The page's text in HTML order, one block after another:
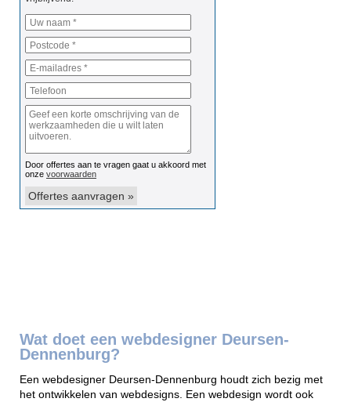
Wat doet een webdesigner Deursen-
Dennenburg?
Een webdesigner Deursen-Dennenburg houdt zich bezig met
het ontwikkelen van webdesigns. Een webdesign wordt ook